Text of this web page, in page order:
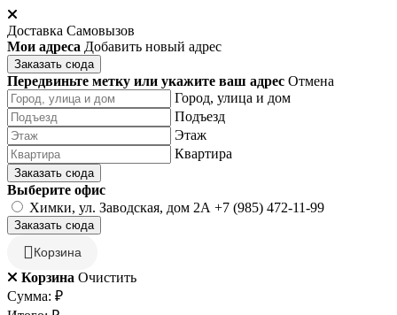
Доставка Самовызов
Мои адреса Добавить новый адрес
Заказать сюда
Передвиньте метку или укажите ваш адрес Отмена
Город, улица и дом
Подъезд
Этаж
Квартира
Заказать сюда
Выберите офис
Химки, ул. Заводская, дом 2А +7 (985) 472-11-99
Заказать сюда
Корзина
Корзина Очистить
Сумма: ₽